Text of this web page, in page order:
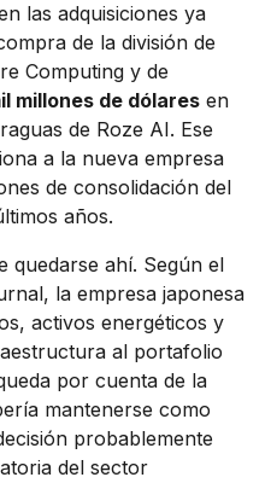
las adquisiciones ya
de la división de
Computing y de
millones de dólares en
de Roze AI. Ese
a la nueva empresa
de consolidación del
años.
quedarse ahí. Según el
la empresa japonesa
activos energéticos y
al portafolio
por cuenta de la
mantenerse como
probablemente
del sector